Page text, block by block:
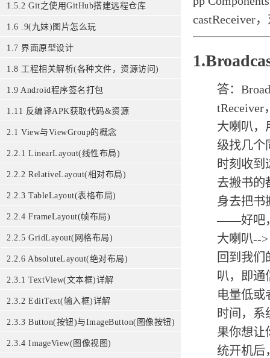
1.5.2 Git之使用GitHub搭建远程仓库
1.6 .9(九妹)图片怎么玩
1.7 界面原型设计
1.8 工程相关解析(各种文件，资源访问)
1.9 Android程序签名打包
1.11 反编译APK获取代码&资源
2.1 View与ViewGroup的概念
2.2.1 LinearLayout(线性布局)
2.2.2 RelativeLayout(相对布局)
2.2.3 TableLayout(表格布局)
2.2.4 FrameLayout(帧布局)
2.2.5 GridLayout(网格布局)
2.2.6 AbsoluteLayout(绝对布局)
2.3.1 TextView(文本框)详解
2.3.2 EditText(输入框)详解
2.3.3 Button(按钮)与ImageButton(图像按钮)
2.3.4 ImageView(图像视图)
castReceiver
答：
大喇叭，
级找几个
时刻收到
去搬书的
身去把书
——好吧
大喇叭--
回到我
叭，即通
电量低或
时间，系
果你想让
统开机后